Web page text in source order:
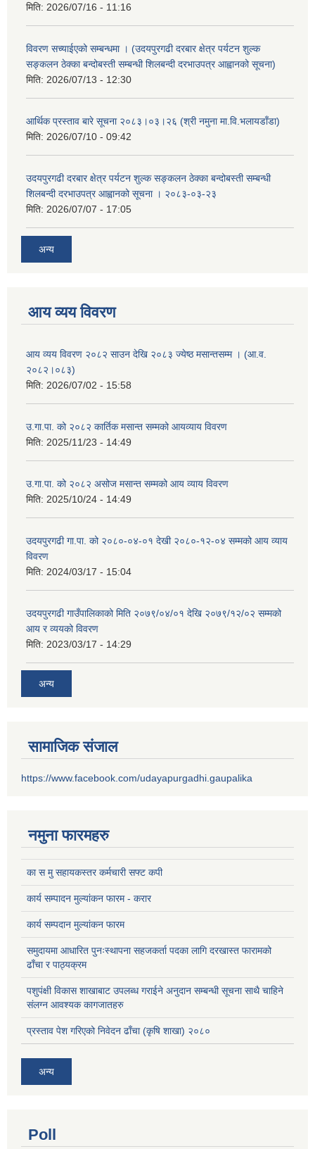
मिति: 2026/07/16 - 11:16
विवरण सच्याईएको सम्बन्धमा । (उदयपुरगढी दरबार क्षेत्र पर्यटन शुल्क
सङ्कलन ठेक्का बन्दोबस्ती सम्बन्धी शिलबन्दी दरभाउपत्र आह्वानको सूचना)
मिति: 2026/07/13 - 12:30
आर्थिक प्रस्ताव बारे सूचना २०८३।०३।२६ (श्री नमुना मा.वि.भलायडाँडा)
मिति: 2026/07/10 - 09:42
उदयपुरगढी दरबार क्षेत्र पर्यटन शुल्क सङ्कलन ठेक्का बन्दोबस्ती सम्बन्धी
शिलबन्दी दरभाउपत्र आह्वानको सूचना । २०८३-०३-२३
मिति: 2026/07/07 - 17:05
अन्य
आय व्यय विवरण
आय व्यय विवरण २०८२ साउन देखि २०८३ ज्येष्ठ मसान्तसम्म । (आ.व.
२०८२।०८३)
मिति: 2026/07/02 - 15:58
उ.गा.पा. को २०८२ कार्तिक मसान्त सम्मको आयव्याय विवरण
मिति: 2025/11/23 - 14:49
उ.गा.पा. को २०८२ असोज मसान्त सम्मको आय व्याय विवरण
मिति: 2025/10/24 - 14:49
उदयपुरगढी गा.पा. को २०८०-०४-०१ देखी २०८०-१२-०४ सम्मको आय व्याय
विवरण
मिति: 2024/03/17 - 15:04
उदयपुरगढी गाउँपालिकाको मिति २०७९/०४/०१ देखि २०७९/१२/०२ सम्मको
आय र व्ययको विवरण
मिति: 2023/03/17 - 14:29
अन्य
सामाजिक संजाल
https://www.facebook.com/udayapurgadhi.gaupalika
नमुना फारमहरु
का स मु सहायकस्तर कर्मचारी सफ्ट कपी
कार्य सम्पादन मुल्यांकन फारम - करार
कार्य सम्पदान मुल्यांकन फारम
समुदायमा आधारित पुनःस्थापना सहजकर्ता पदका लागि दरखास्त फारामको
ढाँचा र पाठ्यक्रम
पशुपंक्षी विकास शाखाबाट उपलब्ध गराईने अनुदान सम्बन्धी सूचना साथै चाहिने
संलग्न आवश्यक कागजातहरु
प्रस्ताव पेश गरिएको निवेदन ढाँचा (कृषि शाखा) २०८०
अन्य
Poll